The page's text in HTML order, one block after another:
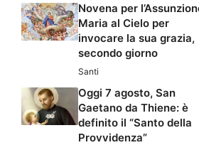
Novena per
Maria al Cielo per
invocare la sua grazia,
secondo giorno
Santi
Oggi 7 agosto, San
Gaetano da Thiene: è
definito il “Santo della
Provvidenza”